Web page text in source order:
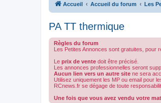
Accueil Accueil du forum Les
PA TT thermique
Règles du forum
Les Petites Annonces sont gratuites, pour
Le prix de vente doit être précisé.
Les annonces professionnelles seront
Aucun lien vers un autre site ne sera
Utilisez uniquement les MP ou email pour
RCnews.fr se dégage de toute
Une fois que vous avez vendu votre